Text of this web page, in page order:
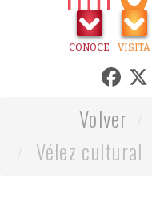
CONOCE VISITA
Volver
Vélez cultural